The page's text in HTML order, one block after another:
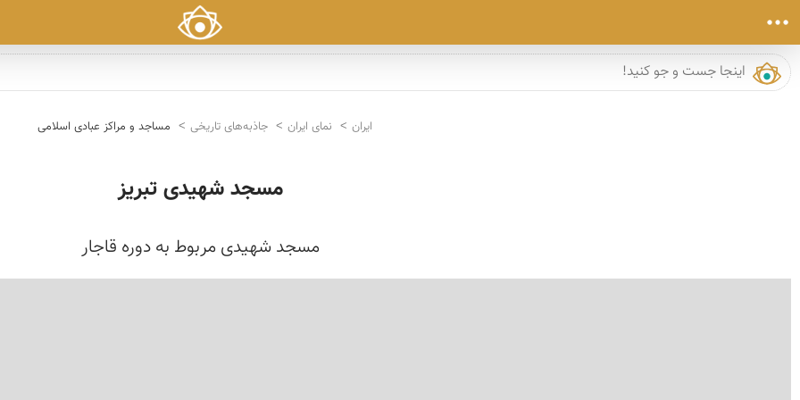
ایران نمای ایران جاذبه‌های تاریخی مساجد و مراکز عبادی اسلامی
مسجد شهیدی تبریز
مسجد شهیدی مربوط به دوره قاجار